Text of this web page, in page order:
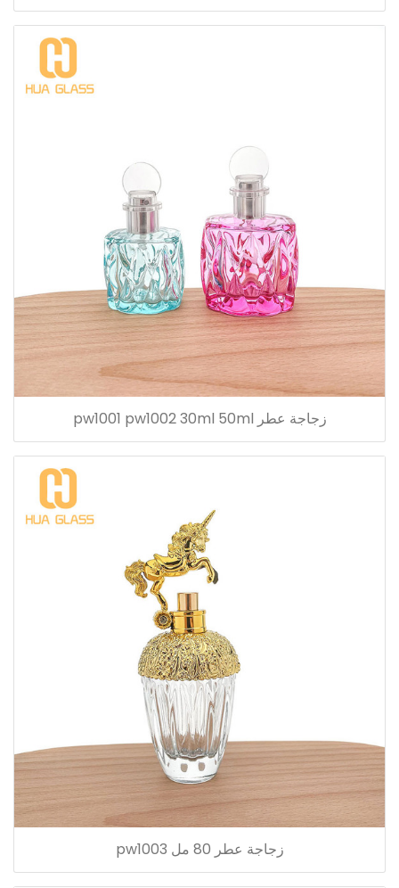
زجاجة عطر pw1001 pw1002 30ml 50ml
زجاجة عطر 80 مل pw1003